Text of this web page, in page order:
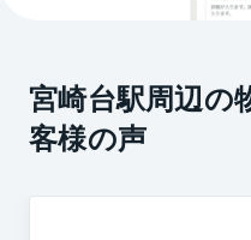
宮崎台駅周辺の
客様の声